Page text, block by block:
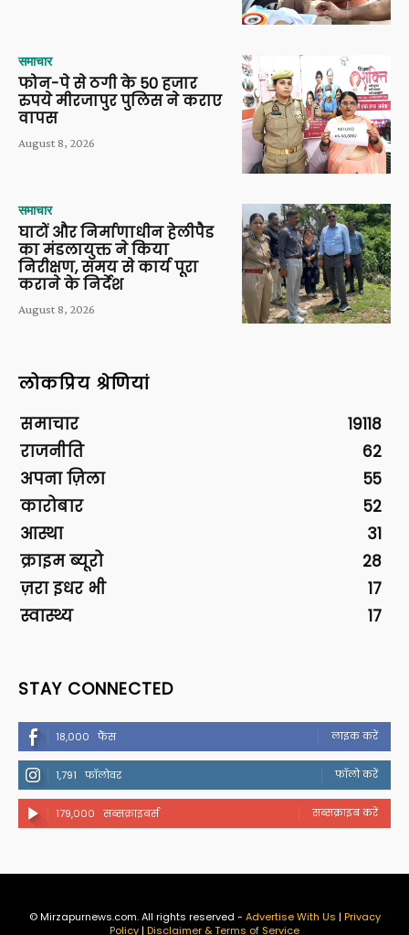
समाचार
फोन-पे से ठगी के 50 हजार
रुपये मीरजापुर पुलिस ने कराए
वापस
August 8, 2026
समाचार
घाटों और निर्माणाधीन हेलीपैड
का मंडलायुक्त ने किया
निरीक्षण, समय से कार्य पूरा
कराने के निर्देश
August 8, 2026
लोकप्रिय श्रेणियां
समाचार
19118
राजनीति
62
अपना ज़िला
55
कारोबार
52
आस्था
31
क्राइम ब्यूरो
28
ज़रा इधर भी
17
स्वास्थ्य
17
STAY CONNECTED
18,000 फैंस लाइक करें
1,791 फॉलोवर फॉलो करें
179,000 सब्सक्राइबर्स सब्सक्राइब करें
© Mirzapurnews.com. All rights reserved - Advertise With Us | Privacy
Policy| Disclaimer & Terms of Service